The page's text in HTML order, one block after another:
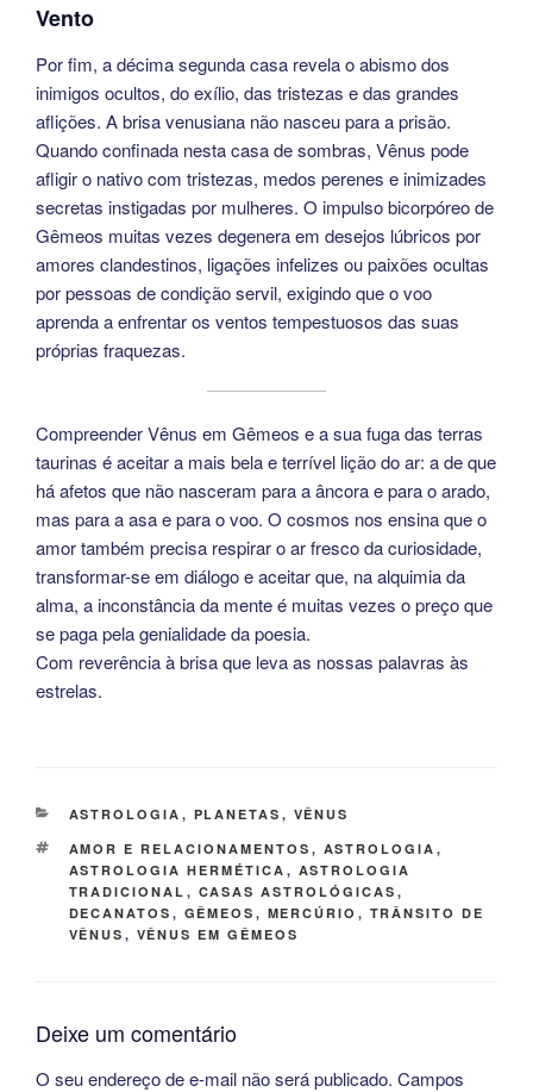
Vento
Por fim, a décima segunda casa revela o abismo dos
inimigos ocultos, do exílio, das tristezas e das grandes
aflições. A brisa venusiana não nasceu para a prisão.
Quando confinada nesta casa de sombras, Vênus pode
afligir o nativo com tristezas, medos perenes e inimizades
secretas instigadas por mulheres. O impulso bicorpóreo de
Gêmeos muitas vezes degenera em desejos lúbricos por
amores clandestinos, ligações infelizes ou paixões ocultas
por pessoas de condição servil, exigindo que o voo
aprenda a enfrentar os ventos tempestuosos das suas
próprias fraquezas.
Compreender Vênus em Gêmeos e a sua fuga das terras
taurinas é aceitar a mais bela e terrível lição do ar: a de que
há afetos que não nasceram para a âncora e para o arado,
mas para a asa e para o voo. O cosmos nos ensina que o
amor também precisa respirar o ar fresco da curiosidade,
transformar-se em diálogo e aceitar que, na alquimia da
alma, a inconstância da mente é muitas vezes o preço que
se paga pela genialidade da poesia.
Com reverência à brisa que leva as nossas palavras às
estrelas.
CATEGORIAS
ASTROLOGIA , PLANETAS , VÊNUS
TAGS
AMOR E RELACIONAMENTOS , ASTROLOGIA ,
ASTROLOGIA HERMÉTICA , ASTROLOGIA
TRADICIONAL , CASAS ASTROLÓGICAS ,
DECANATOS , GÊMEOS , MERCÚRIO , TRÂNSITO DE
VÊNUS , VÊNUS EM GÊMEOS
Deixe um comentário
O seu endereço de e-mail não será publicado. Campos